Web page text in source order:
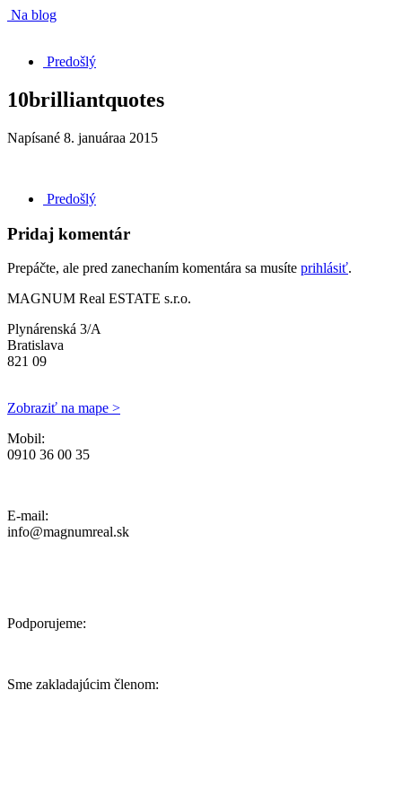
Na blog
Predošlý
10brilliantquotes
Napísané 8. januáraa 2015
Predošlý
Pridaj komentár
Prepáčte, ale pred zanechaním komentára sa musíte prihlásiť.
MAGNUM Real ESTATE s.r.o.
Plynárenská 3/A
Bratislava
821 09
Zobraziť na mape >
Mobil:
0910 36 00 35
E-mail:
info@magnumreal.sk
Podporujeme:
Sme zakladajúcim členom: